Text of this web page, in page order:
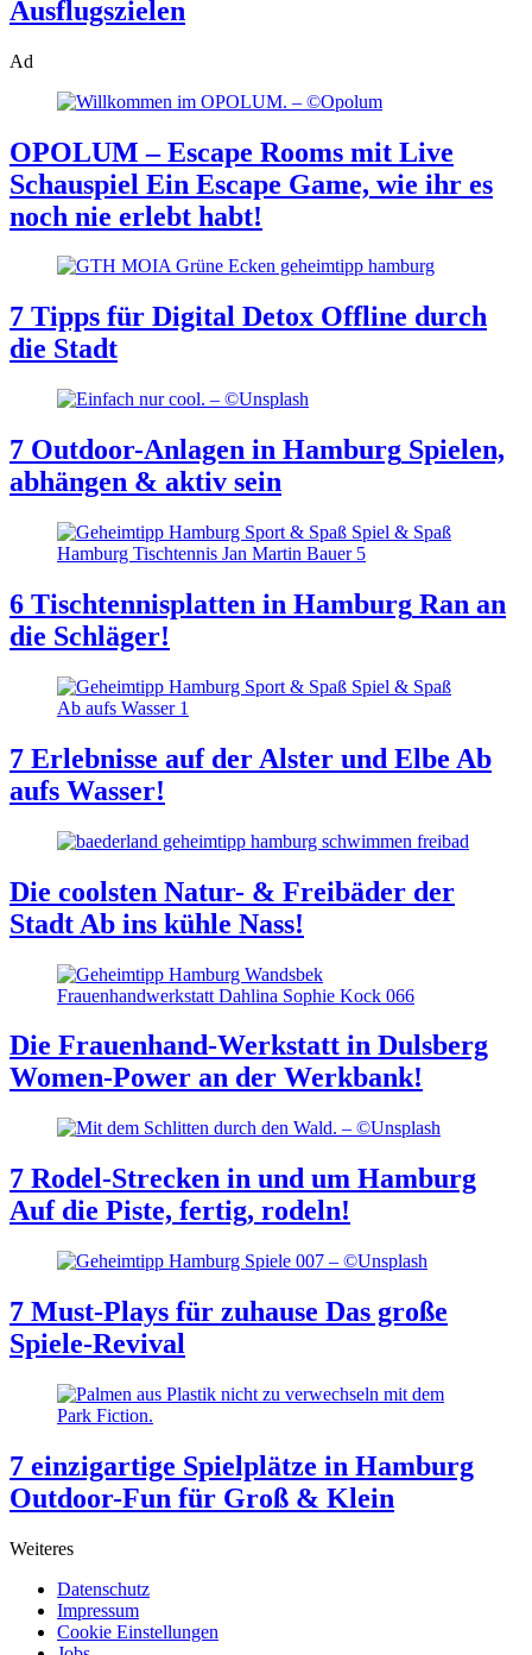
Ausflugszielen
Ad
OPOLUM – Escape Rooms mit Live
Schauspiel Ein Escape Game, wie ihr es
noch nie erlebt habt!
7 Tipps für Digital Detox Offline durch
die Stadt
7 Outdoor-Anlagen in Hamburg Spielen,
abhängen & aktiv sein
6 Tischtennisplatten in Hamburg Ran an
die Schläger!
7 Erlebnisse auf der Alster und Elbe Ab
aufs Wasser!
Die coolsten Natur- & Freibäder der
Stadt Ab ins kühle Nass!
Die Frauenhand-Werkstatt in Dulsberg
Women-Power an der Werkbank!
7 Rodel-Strecken in und um Hamburg
Auf die Piste, fertig, rodeln!
7 Must-Plays für zuhause Das große
Spiele-Revival
7 einzigartige Spielplätze in Hamburg
Outdoor-Fun für Groß & Klein
Weiteres
Datenschutz
Impressum
Cookie Einstellungen